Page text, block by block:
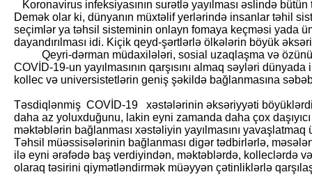
Koronavirus infeksiyasının surətlə yayılması əslində
Demək olar ki, dünyanın müxtəlif yerlərində insanlar təhil
seçimlər ya təhsil sisteminin onlayn fomaya keçməsi yada
dayandırılması idi. Kiçik qeyd-şərtlərlə ölkələrin böyük
Qeyri-dərman müdaxilələri, sosial uzaqlaşma və
COVİD-19-un yayılmasının qarşısını almaq səyləri
kollec və universistetlərin geniş şəkildə bağlanmasına
Təsdiqlənmiş COVİD-19 xəstələrinin əksəriyyəti
daha az yoluxduğunu, lakin eyni zamanda daha çox
məktəblərin bağlanması xəstəliyin yayılmasını
Təhsil müəssisələrinin bağlanması digər tədbirlərlə,
ilə eyni ərəfədə baş verdiyindən, məktəblərdə, kolleclərdə
olaraq təsirini qiymətləndirmək müəyyən çətinliklərlə